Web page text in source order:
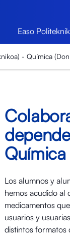
Easo
- Química
Los alumnos y
hemos acudido al
medicamentos
usuarios y
distintos formatos